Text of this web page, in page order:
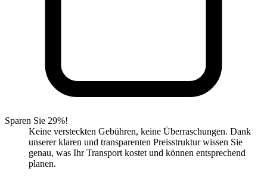
Sparen Sie 29%!
Keine versteckten Gebühren, keine Überraschungen. Dank
unserer klaren und transparenten Preisstruktur wissen Sie
genau, was Ihr Transport kostet und können entsprechend
planen.